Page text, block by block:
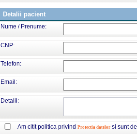
Detalii pacient
Nume / Prenume:
CNP:
Telefon:
Email:
Detalii:
Am citit politica privind Protectia datelor si sunt